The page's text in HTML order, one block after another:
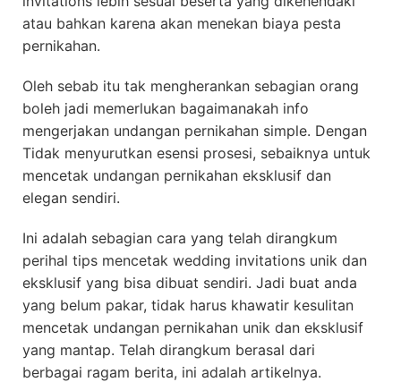
atau bahkan karena akan menekan biaya pesta
pernikahan.
Oleh sebab itu tak mengherankan sebagian orang
boleh jadi memerlukan bagaimanakah info
mengerjakan undangan pernikahan simple. Dengan
Tidak menyurutkan esensi prosesi, sebaiknya untuk
mencetak undangan pernikahan eksklusif dan
elegan sendiri.
Ini adalah sebagian cara yang telah dirangkum
perihal tips mencetak wedding invitations unik dan
eksklusif yang bisa dibuat sendiri. Jadi buat anda
yang belum pakar, tidak harus khawatir kesulitan
mencetak undangan pernikahan unik dan eksklusif
yang mantap. Telah dirangkum berasal dari
berbagai ragam berita, ini adalah artikelnya.